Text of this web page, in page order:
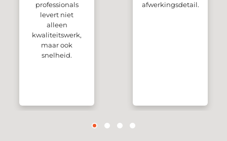
professionals
levert niet
alleen
kwaliteitswerk,
maar ook
snelheid.
afwerkingsdetail.